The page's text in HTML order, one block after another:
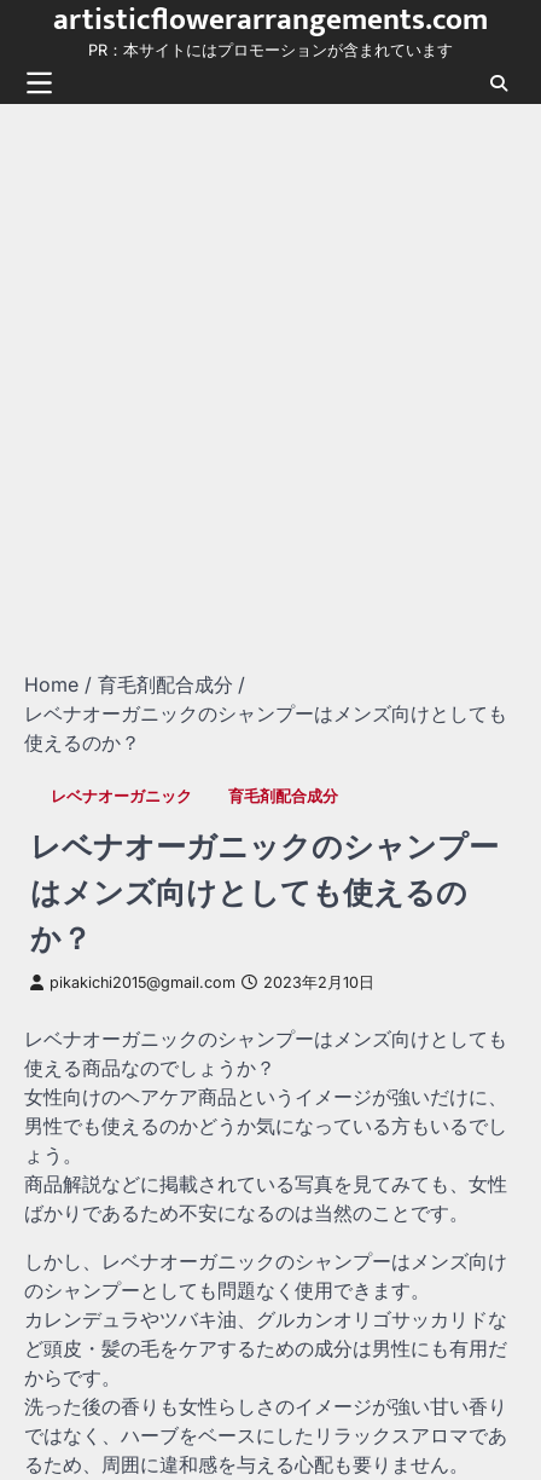
content
artisticflowerarrangements.com
PR：本サイトにはプロモーションが含まれています
Home
育毛剤配合成分
レベナオーガニックのシャンプーはメンズ向けとしても
使えるのか？
レベナオーガニック 育毛剤配合成分
レベナオーガニックのシャンプー
はメンズ向けとしても使えるの
か？
pikakichi2015@gmail.com 2023年2月10日
レベナオーガニックのシャンプーはメンズ向けとしても
使える商品なのでしょうか？
女性向けのヘアケア商品というイメージが強いだけに、
男性でも使えるのかどうか気になっている方もいるでし
ょう。
商品解説などに掲載されている写真を見てみても、女性
ばかりであるため不安になるのは当然のことです。
しかし、レベナオーガニックのシャンプーはメンズ向け
のシャンプーとしても問題なく使用できます。
カレンデュラやツバキ油、グルカンオリゴサッカリドな
ど頭皮・髪の毛をケアするための成分は男性にも有用だ
からです。
洗った後の香りも女性らしさのイメージが強い甘い香り
ではなく、ハーブをベースにしたリラックスアロマであ
るため、周囲に違和感を与える心配も要りません。